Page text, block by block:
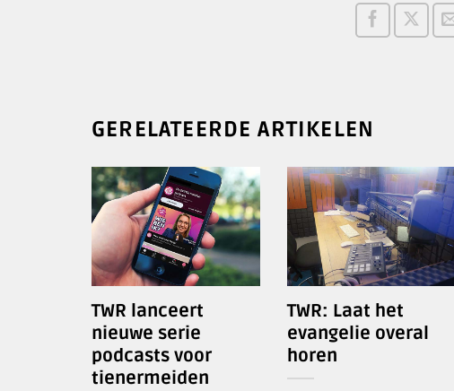
GERELATEERDE ARTIKELEN
TWR lanceert
nieuwe serie
podcasts voor
tienermeiden
TWR: Laat het
evangelie overal
horen